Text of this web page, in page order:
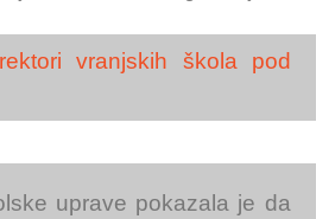
vranjskih škola pod
uprave pokazala je da